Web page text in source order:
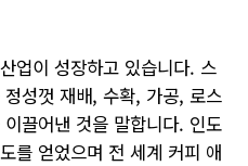
업이 성장하고 있습니다. 스
성껏 재배, 수확, 가공, 로스
끌어낸 것을 말합니다. 인도
를 얻었으며 전 세계 커피 애